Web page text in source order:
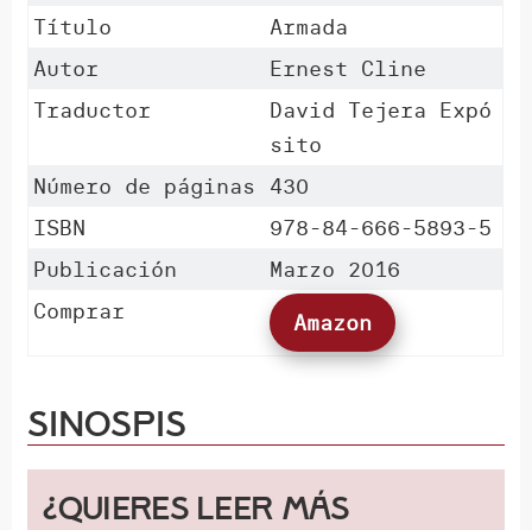
Título
Armada
Autor
Ernest Cline
Traductor
David Tejera Expó
sito
Número de páginas
430
ISBN
978-84-666-5893-5
Publicación
Marzo 2016
Comprar
Amazon
Sinospis
¿Quieres leer más